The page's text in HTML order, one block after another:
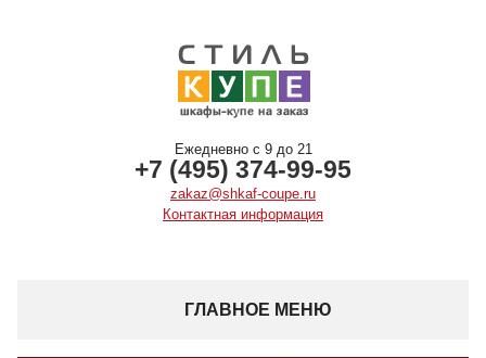
Ежедневно с 9 до 21
+7 (495) 374-99-95
zakaz@shkaf-coupe.ru
Контактная информация
ГЛАВНОЕ МЕНЮ